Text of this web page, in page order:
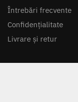
Întrebări frecvente
Confidențialitate
Livrare și retur